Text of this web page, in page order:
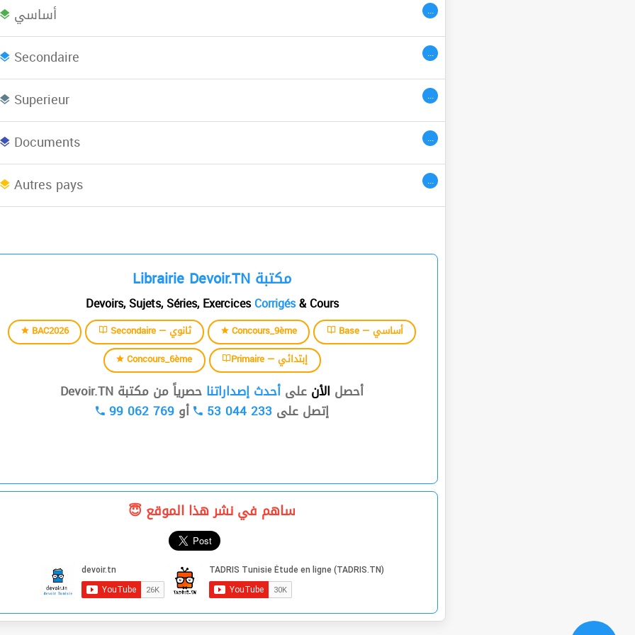
أساسي ...
Secondaire ...
Superieur ...
Bac plus 2
Documents ...
Concours
Autres pays ...
Afrique du Nord
Librairie Devoir.TN مكتبة
Devoirs, Sujets, Séries, ExercicesCorrigés& Cours
BAC2026 Secondaire — ثانوي Concours_9ème
Base — أساسي
Concours_6ème
Primaire — إبتدائي
أحصل الأن على أحدث إصداراتنا حصرياً من مكتبة Devoir.TN
إتصل على 53 044 233 أو99 062 769
ساهم في نشر هذا الموقع 😇